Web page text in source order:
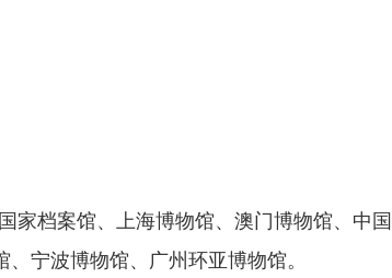
家档案馆、上海博物馆、澳门博物馆、中
宁波博物馆、广州环亚博物馆。